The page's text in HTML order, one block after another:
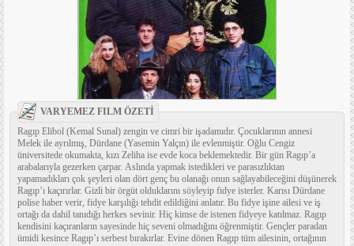
VARYEMEZ FILM ÖZETİ
Ragıp Elibol (Kemal Sunal) zengin ve cimri bir işadamıdır. Çocuklarının annesi
Melek ile ayrılmış, Dürdane (Yasemin Yalçın) ile evlenmiştir. Oğlu Cengiz
üniversitede okumakta, kızı Zeliha ise evde koca beklemektedir. Bir gün Ragıp’a
arabalarıyla gezerken çarpar. Aslında yapmak istedikleri ve parasızlıktan
yapamadıkları çok şeyleri olan dört genç bu olanağı onun sağlayabileceğini düşünerek
Ragıp’ı kaçırırlar. Gizli bir örgüt olduklarını söyleyip fidye isterler. Karısı Dürdane
polise haber verir, fidye karşılığı tehdit edildiğini anlatır. Bu fidye işine ailesi ve iş
ortağı da dahil tanıdığı herkes sevinir. Hiç kimse de istenen fidyeye katılmaz. Ragıp
kendisini kaçıranların sayesinde hiç seveni olmadığını öğrenmiştir. Gençler paradan
ümidi kesince Ragıp’ı serbest bırakırlar. Evine dönen Ragıp tüm ailesinin, ortağının